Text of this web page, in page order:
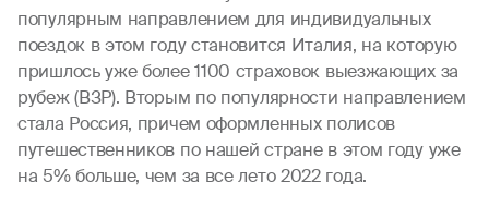
популярным направлением для индивидуальных
поездок в этом году становится Италия, на которую
пришлось уже более 1100 страховок выезжающих за
рубеж (ВЗР). Вторым по популярности направлением
стала Россия, причем оформленных полисов
путешественников по нашей стране в этом году уже
на 5% больше, чем за все лето 2022 года.